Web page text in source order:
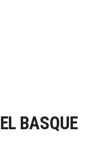
BASQUE